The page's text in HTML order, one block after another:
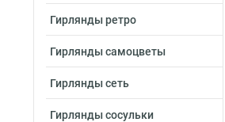
Гирлянды ретро
Гирлянды самоцветы
Гирлянды сеть
Гирлянды сосульки